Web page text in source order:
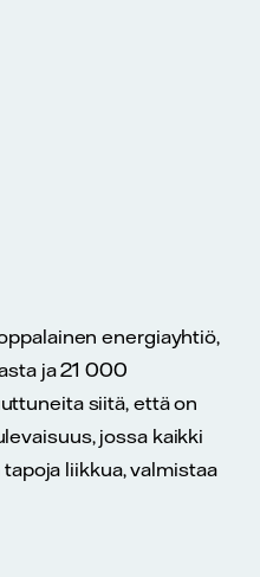
energiayhtiö,
ja 21 000
siitä, että on
jossa kaikki
liikkua, valmistaa